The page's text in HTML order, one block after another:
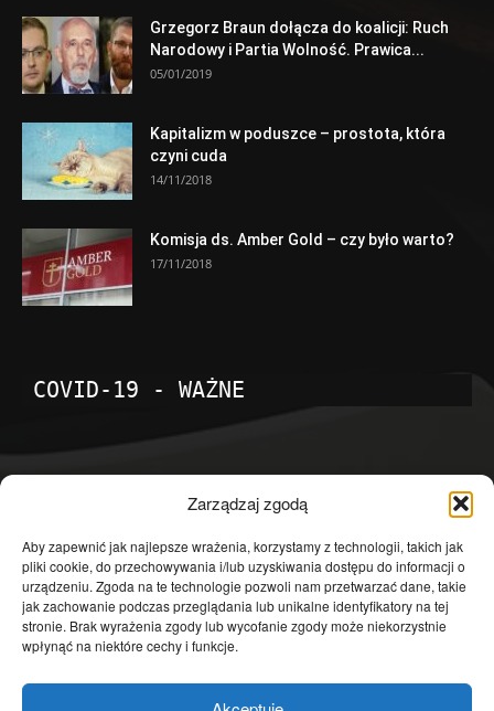
Zarządzaj zgodą
Aby zapewnić jak najlepsze wrażenia, korzystamy z technologii, takich jak
pliki cookie, do przechowywania i/lub uzyskiwania dostępu do informacji o
urządzeniu. Zgoda na te technologie pozwoli nam przetwarzać dane, takie
jak zachowanie podczas przeglądania lub unikalne identyfikatory na tej
stronie. Brak wyrażenia zgody lub wycofanie zgody może niekorzystnie
wpłynąć na niektóre cechy i funkcje.
Grzegorz Braun dołącza do koalicji: Ruch
Narodowy i Partia Wolność. Prawica...
05/01/2019
Kapitalizm w poduszce – prostota, która
czyni cuda
14/11/2018
Komisja ds. Amber Gold – czy było warto?
17/11/2018
COVID-19 - WAŻNE
Temat dnia
4601
Publicystyka
4363
Polityka
3639
Polska
Społeczeństwo
2823